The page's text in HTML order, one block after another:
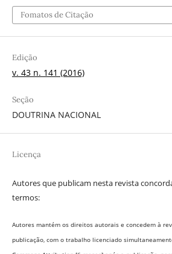
Fomatos de Citação
Edição
v. 43 n. 141 (2016)
Seção
DOUTRINA NACIONAL
Licença
Autores que publicam nesta revista
termos:
Autores mantém os direitos autorais e concedem à
publicação, com o trabalho licenciado